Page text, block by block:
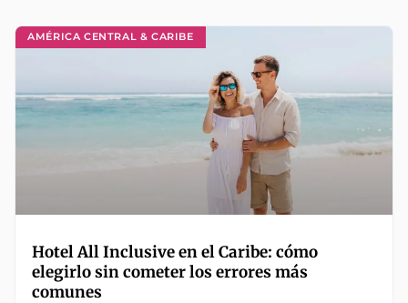
AMÉRICA CENTRAL & CARIBE
Hotel All Inclusive en el Caribe: cómo
elegirlo sin cometer los errores más
comunes